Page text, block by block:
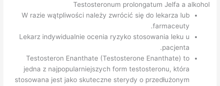
Testosteronum prolongatum Jelfa a alkohol
W razie wątpliwości należy zwrócić się do lekarza lub
farmaceuty.
Lekarz indywidualnie ocenia ryzyko stosowania leku u
pacjenta.
Testosteron Enanthate (Testosterone Enanthate) to
jedna z najpopularniejszych form testosteronu, która
stosowana jest jako skuteczne sterydy o przedłużonym